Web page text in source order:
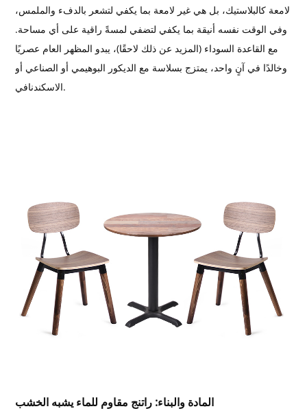
لامعة كالبلاستيك، بل هي غير لامعة بما يكفي لتشعر بالدفء والملمس،
وفي الوقت نفسه أنيقة بما يكفي لتضفي لمسةً راقية على أي مساحة.
مع القاعدة السوداء (المزيد عن ذلك لاحقًا)، يبدو المظهر العام عصريًا
وخالدًا في آنٍ واحد، يمتزج بسلاسة مع الديكور البوهيمي أو الصناعي أو
الاسكندنافي.
المادة والبناء: راتنج مقاوم للماء يشبه الخشب